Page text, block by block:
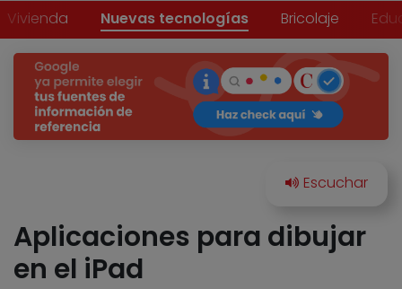
Vivienda Nuevas tecnologías Bricolaje
Aplicaciones para dibujar
en el iPad